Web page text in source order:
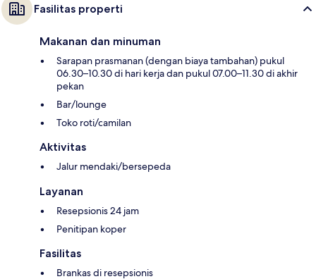
Fasilitas properti
Makanan dan minuman
Sarapan prasmanan (dengan biaya tambahan) pukul
06.30–10.30 di hari kerja dan pukul 07.00–11.30 di akhir
pekan
Bar/lounge
Toko roti/camilan
Aktivitas
Jalur mendaki/bersepeda
Layanan
Resepsionis 24 jam
Penitipan koper
Fasilitas
Brankas di resepsionis